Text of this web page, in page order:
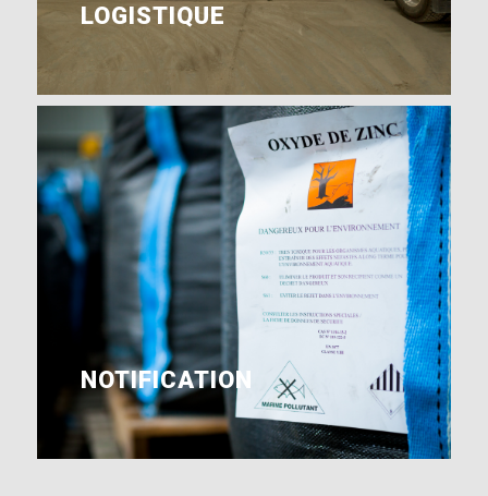
LOGISTIQUE
NOTIFICATION